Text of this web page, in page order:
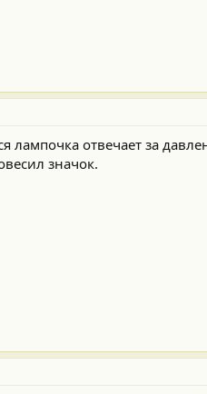
лампочка отвечает за
значок.